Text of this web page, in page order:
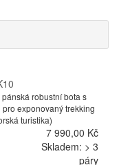
robustní bota s
exponovaný trekking
turistika)
7 990,00 Kč
Skladem: > 3
páry